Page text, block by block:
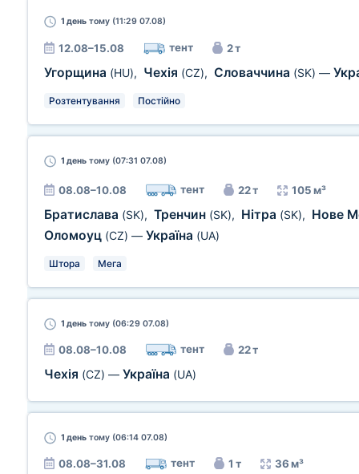
1 день тому (11:29 07.08)
12.08–15.08 тент 2 т
Угорщина (HU), Чехія (CZ), Словаччина (SK) —
Розтентування Постійно
1 день тому (07:31 07.08)
08.08–10.08 тент 22 т 105 м³
Братислава (SK), Тренчин (SK), Нітра (SK), Нове
Оломоуц (CZ) — Україна (UA)
Штора Мега
1 день тому (06:29 07.08)
08.08–10.08 тент 22 т
Чехія (CZ) — Україна (UA)
1 день тому (06:14 07.08)
08.08–31.08 тент 1 т 36 м³